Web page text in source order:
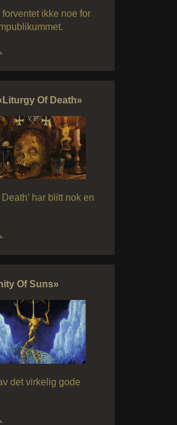
ikke noe for
Of Death»
Death’ har blitt nok en
Of Suns»
det virkelig gode